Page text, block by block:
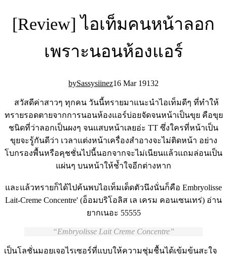
[Review] ไอเท็มคนหน้าลอก
เพราะนอนห้องแอร์
Sassysiinez16 Mar 19132
สวัสดีค่าสาวๆ ทุกคน วันนี้ทรายมาแนะนำไอเท็มดีๆ ที่ทำให้
ทรายรอดตายจากการนอนห้องแอร์บ่อยจัดจนหน้าเป็นขุย คือขุย
ชนิดที่ว่าลอกเป็นผงๆ จนแสบหน้าเลยอ่ะ TT ซึ่งใครที่หน้าเป็น
ขุยจะรู้กันดีว่า เวลาแต่งหน้าเครื่องสำอางจะไม่ติดหน้า อย่าง
โบกรองพื้นหรือคุชชั่นไปนี้นอกจากจะไม่เนียนแล้วแถมล่อนเป็น
แผ่นๆ บนหน้าให้ช้ำใจอีกต่างหาก
และแล้วทรายก็ได้ไปค้นพบไอเท็มเด็ดตัวนึงนั่นก็คือ Embryolisse
Lait-Creme Concentre' (อ็อมบริโอลิส เล เครม คอนเซนเทร่) อ่าน
ยากเนอะ 55555
Embryolisse Lait Creme Concentre
เป็นโลชั่นมอยเจอไรเซอร์ที่แบบให้ความชุ่มชื้นได้เข้มข้นสะใจ